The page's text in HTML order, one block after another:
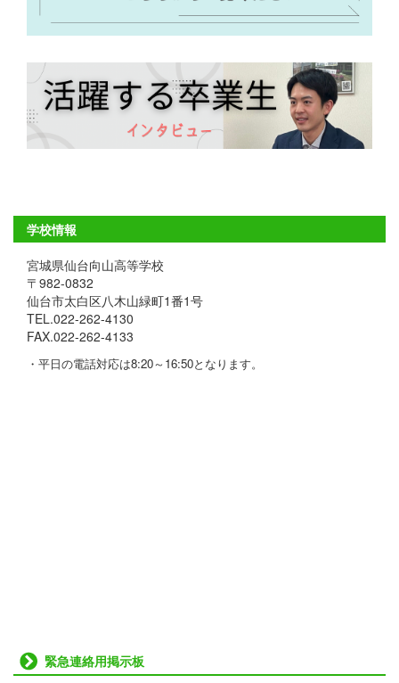
学校情報
宮城県仙台向山高等学校
〒982-0832
仙台市太白区八木山緑町1番1号
TEL.022-262-4130
FAX.022-262-4133
・平日の電話対応は8:20～16:50となります。
緊急連絡用掲示板